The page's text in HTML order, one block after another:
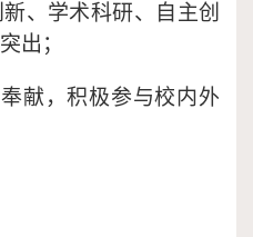
、学术科研、自主创
出；
献，积极参与校内外